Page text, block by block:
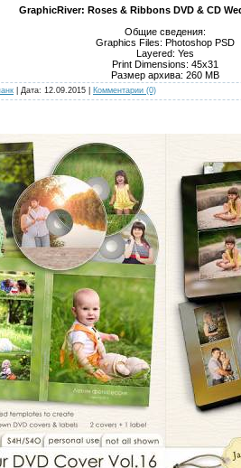
GraphicRiver: Roses & Ribbons DVD & CD
Общие сведения:
Graphics Files: Photoshop PSD
Layered: Yes
Print Dimensions: 45x31
Размер архива: 260 MB
| Дата: 12.09.2015 Комментарии (0)